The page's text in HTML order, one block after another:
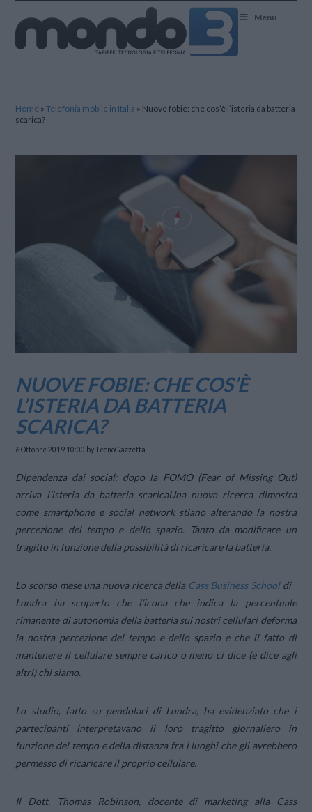
Menu
Home »Telefonia mobile in Italia » Nuove fobie: che cos’è l’isteria da batteria
scarica?
NUOVE FOBIE: CHE COS’È
L’ISTERIA DA BATTERIA
SCARICA?
6 Ottobre 2019 10:00 by TecnoGazzetta
Dipendenza dai social: dopo la FOMO (Fear of Missing Out)
arriva l’isteria da batteria scaricaUna nuova ricerca dimostra
come smartphone e social network stiano alterando la nostra
percezione del tempo e dello spazio. Tanto da modificare un
tragitto in funzione della possibilità di ricaricare la batteria.
Lo scorso mese una nuova ricerca della Cass Business Schooldi
Londra ha scoperto che l’icona che indica la percentuale
rimanente di autonomia della batteria sui nostri cellulari deforma
la nostra percezione del tempo e dello spazio e che il fatto di
mantenere il cellulare sempre carico o meno ci dice (e dice agli
altri) chi siamo.
Lo studio, fatto su pendolari di Londra, ha evidenziato che i
partecipanti interpretavano il loro tragitto giornaliero in
funzione del tempo e della distanza fra i luoghi che gli avrebbero
permesso di ricaricare il proprio cellulare.
Il Dott. Thomas Robinson, docente di marketing alla Cass